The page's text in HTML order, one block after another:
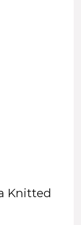
Knitted